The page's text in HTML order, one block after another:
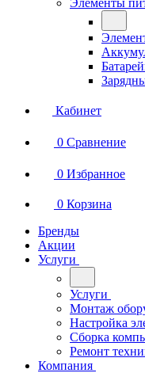
Элементы
Кабинет
0 Сравнение
0 Избранное
0 Корзина
Бренды
Акции
Услуги
Услуги
Монтаж
Настройка
Сборка
Ремонт
Компания